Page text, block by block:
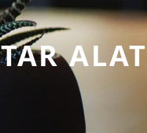
ALAT